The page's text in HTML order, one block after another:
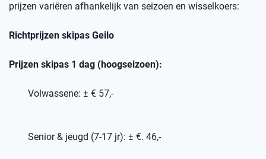
prijzen variëren afhankelijk van seizoen en wisselkoers:
Richtprijzen skipas Geilo
Prijzen skipas 1 dag (hoogseizoen):
Volwassene: ± € 57,-
Senior & jeugd (7-17 jr): ± €. 46,-